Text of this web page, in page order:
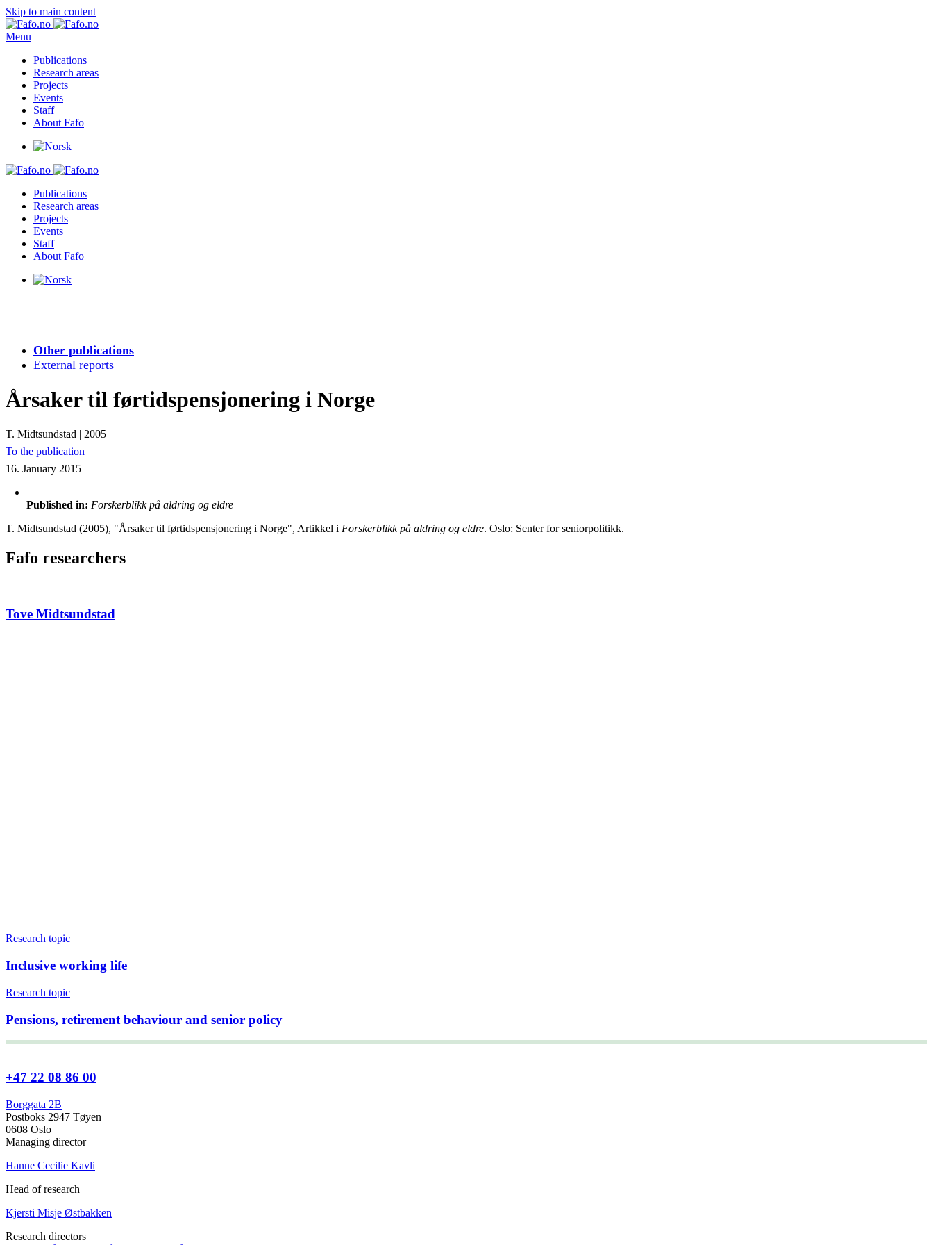
Skip to main content
Menu
Publications
Research areas
Projects
Events
Staff
About Fafo
Publications
Research areas
Projects
Events
Staff
About Fafo
Other publications
External reports
Årsaker til førtidspensjonering i Norge
T. Midtsundstad | 2005
To the publication
16. January 2015
Published in: Forskerblikk på aldring og eldre
T. Midtsundstad (2005), "Årsaker til førtidspensjonering i Norge", Artikkel i Forskerblikk på aldring og eldre. Oslo: Senter for seniorpolitikk.
Fafo researchers
Tove Midtsundstad
Research topic
Inclusive working life
Research topic
Pensions, retirement behaviour and senior policy
+47 22 08 86 00
Borggata 2B
Postboks 2947 Tøyen
0608 Oslo
Managing director
Hanne Cecilie Kavli
Head of research
Kjersti Misje Østbakken
Research directors